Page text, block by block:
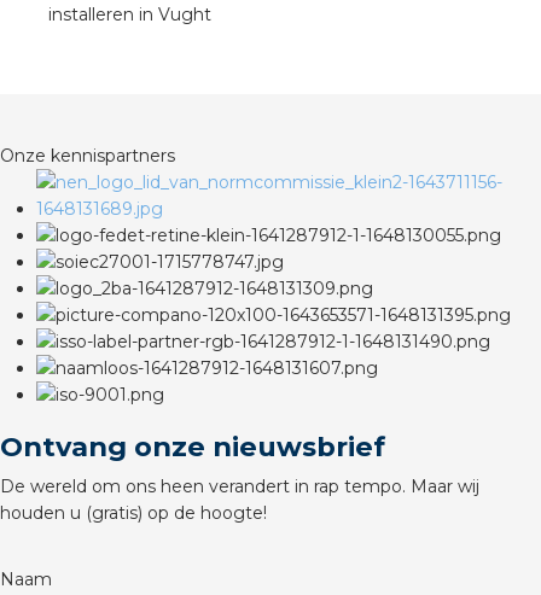
installeren in Vught
Onze kennispartners
Ontvang onze nieuwsbrief
De wereld om ons heen verandert in rap tempo. Maar wij
houden u (gratis) op de hoogte!
Naam